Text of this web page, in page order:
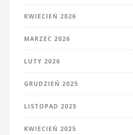
KWIECIEŃ 2026
MARZEC 2026
LUTY 2026
GRUDZIEŃ 2025
LISTOPAD 2025
KWIECIEŃ 2025